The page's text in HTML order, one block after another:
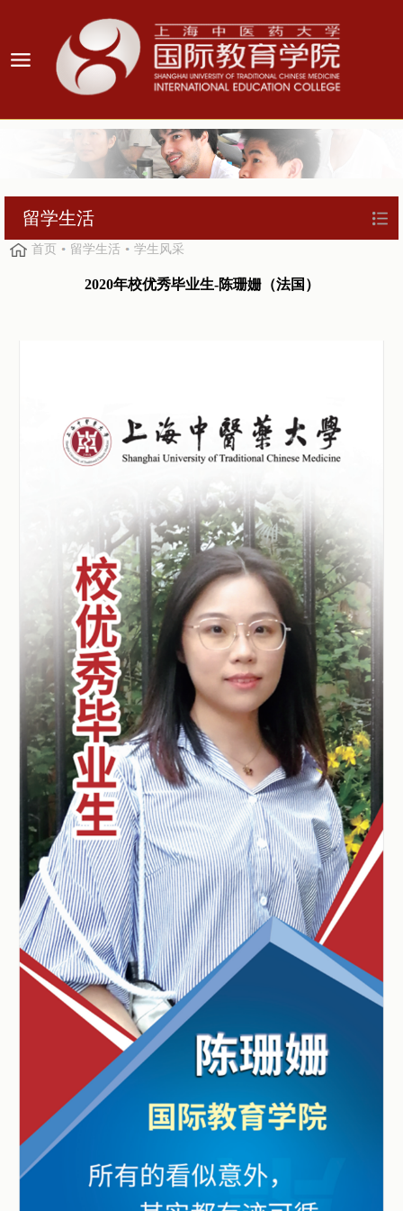
留学生活
首页 留学生活 学生风采
2020年校优秀毕业生-陈珊姗（法国）